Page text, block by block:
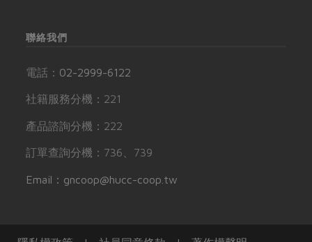
聯絡我們
電話： 02-2999-6122
社籍服務分機：221
產品諮詢分機：222
訂單查詢分機：736、739
Email：gncoop@hucc-coop.tw